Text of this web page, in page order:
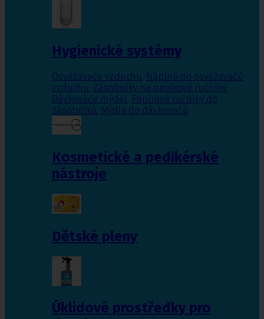
Hygienické systémy
Osvěžovače vzduchu, Náplně do osvěžovačů
vzduchu, Zásobníky na papírové ručníky,
Dávkováče mýdel, Papírové ručníky do
zásobníků, Mýdla do dávkovačů
Kosmetické a pedikérské
nástroje
Dětské pleny
Úklidové prostředky pro